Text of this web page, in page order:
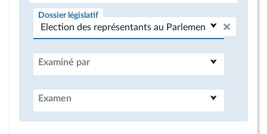
Dossier législatif
Examiné par
Examen